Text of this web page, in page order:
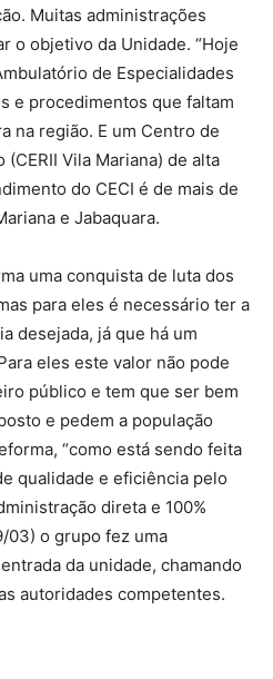
Muitas administrações
o objetivo da Unidade. “Hoje
de Especialidades
e procedimentos que faltam
na região. E um Centro de
Vila Mariana) de alta
do CECI é de mais de
e Jabaquara.
uma conquista de luta dos
para eles é necessário ter a
desejada, já que há um
eles este valor não pode
público e tem que ser bem
e pedem a população
“como está sendo feita
qualidade e eficiência pelo
direta e 100%
03) o grupo fez uma
da unidade, chamando
autoridades competentes.